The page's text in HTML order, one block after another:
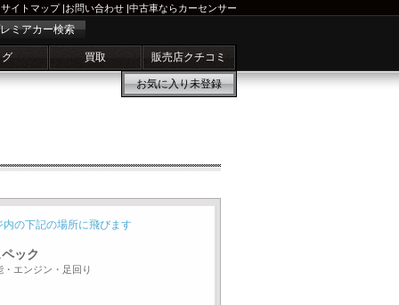
サイトマップ|お問い合わせ |中古車ならカーセンサー
ミアカー検索
買取 販売店クチコミ
お気に入り未登録
内の下記の場所に飛びます
ック
・エンジン・足回り